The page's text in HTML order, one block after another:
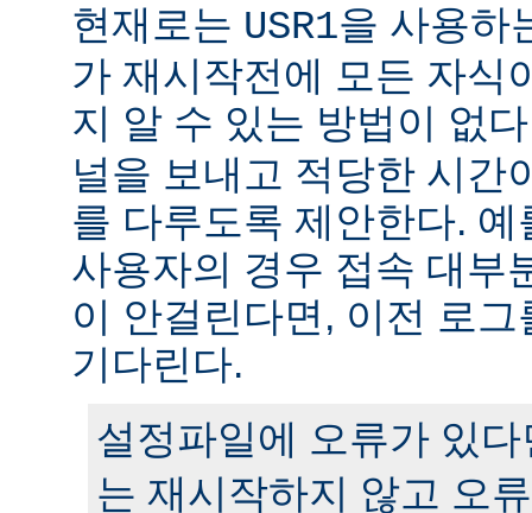
현재로는 USR1을 사용하
가 재시작전에 모든 자식
지 알 수 있는 방법이 없
널을 보내고 적당한 시간
를 다루도록 제안한다.
사용자의 경우 접속 대부
이 안걸린다면, 이전 로
기다린다.
설정파일에 오류가 있
는 재시작하지 않고 오